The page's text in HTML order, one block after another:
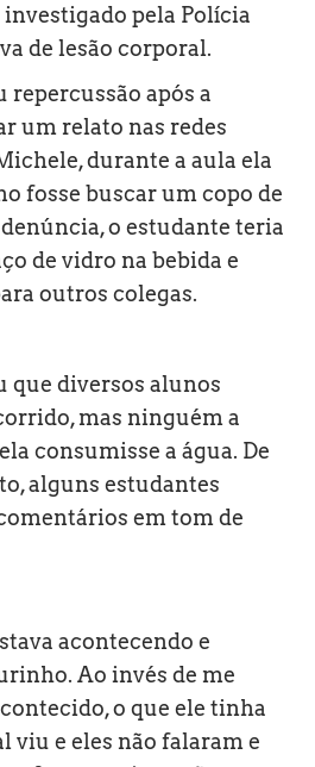
pela Polícia
de lesão corporal.
repercussão após a
um relato nas redes
durante a aula ela
fosse buscar um copo de
o estudante teria
de vidro na bebida e
outros colegas.
que diversos alunos
mas ninguém a
consumisse a água. De
alguns estudantes
em tom de
acontecendo e
Ao invés de me
o que ele tinha
viu e eles não falaram e